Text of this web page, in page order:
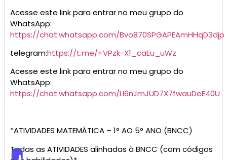
Acesse este link para entrar no meu grupo do
WhatsApp:
https://chat.whatsapp.com/Bvo870SPGAPEAmHHqD3djp
telegram:https://t.me/+VPzk-X1_caEu_uWz
Acesse este link para entrar no meu grupo do
WhatsApp:
https://chat.whatsapp.com/LI6nJmJUD7X7fwauDeE40U
*ATIVIDADES MATEMÁTICA – 1° AO 5° ANO (BNCC)
Todas as ATIVIDADES alinhadas à BNCC (com códigos
⬇